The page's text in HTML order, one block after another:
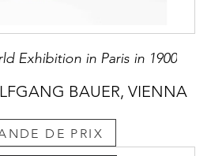
Exhibition in Paris in 1900
BAUER, VIENNA
DE PRIX